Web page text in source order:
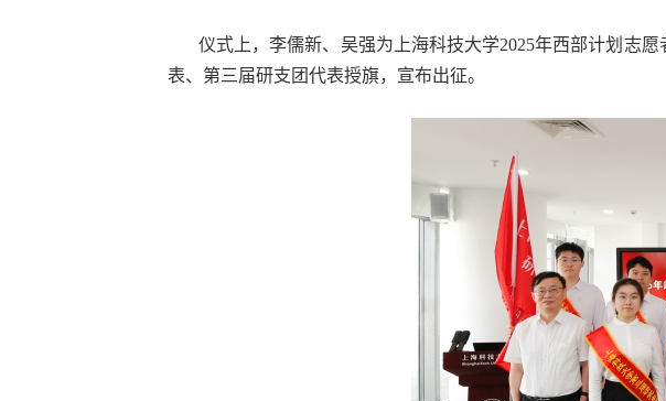
仪式上，李儒新、吴强为上海科技大学2025年西部计划志
表、第三届研支团代表授旗，宣布出征。